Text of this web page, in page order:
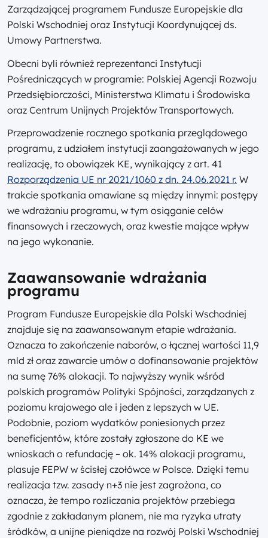
Zarządzającej programem Fundusze Europejskie dla
Polski Wschodniej oraz Instytucji Koordynującej ds.
Umowy Partnerstwa.
Obecni byli również reprezentanci Instytucji
Pośredniczących w programie: Polskiej Agencji Rozwoju
Przedsiębiorczości, Ministerstwa Klimatu i Środowiska
oraz Centrum Unijnych Projektów Transportowych.
Przeprowadzenie rocznego spotkania przeglądowego
programu, z udziałem instytucji zaangażowanych w jego
realizację, to obowiązek KE, wynikający z art. 41
Rozporządzenia UE nr 2021/1060 z dn. 24.06.2021 r. W
trakcie spotkania omawiane są między innymi: postępy
we wdrażaniu programu, w tym osiąganie celów
finansowych i rzeczowych, oraz kwestie mające wpływ
na jego wykonanie.
Zaawansowanie wdrażania
programu
Program Fundusze Europejskie dla Polski Wschodniej
znajduje się na zaawansowanym etapie wdrażania.
Oznacza to zakończenie naborów, o łącznej wartości 11,9
mld zł oraz zawarcie umów o dofinansowanie projektów
na sumę 76% alokacji. To najwyższy wynik wśród
polskich programów Polityki Spójności, zarządzanych z
poziomu krajowego ale i jeden z lepszych w UE.
Podobnie, poziom wydatków poniesionych przez
beneficjentów, które zostały zgłoszone do KE we
wnioskach o refundację – ok. 14% alokacji programu,
plasuje FEPW w ścisłej czołówce w Polsce. Dzięki temu
realizacja tzw. zasady n+3 nie jest zagrożona, co
oznacza, że tempo rozliczania projektów przebiega
zgodnie z zakładanym planem, nie ma ryzyka utraty
śródków, a unijne pieniądze na rozwój Polski Wschodniej